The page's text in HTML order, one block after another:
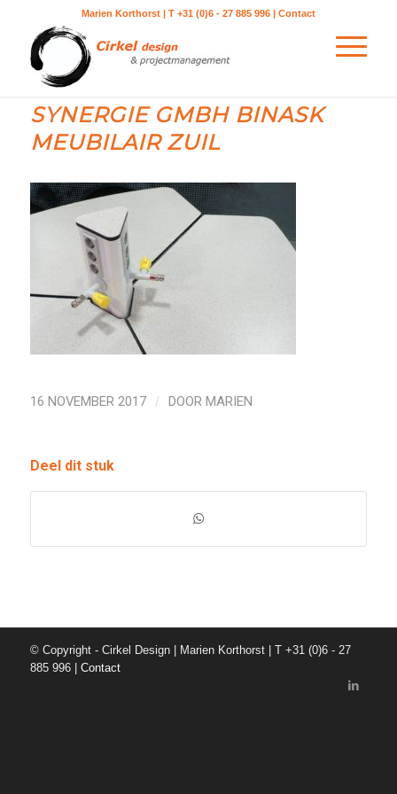
Marien Korthorst | T +31 (0)6 - 27 885 996 | Contact
SYNERGIE GMBH BINASK
MEUBILAIR ZUIL
16 NOVEMBER 2017 / DOOR MARIEN
Deel dit stuk
© Copyright - Cirkel Design | Marien Korthorst | T +31 (0)6 - 27
885 996 | Contact